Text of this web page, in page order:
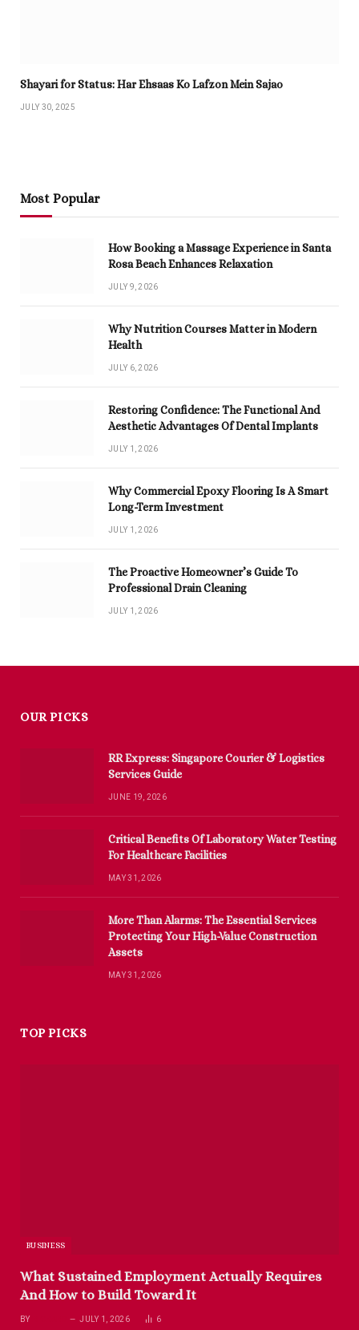
Shayari for Status: Har Ehsaas Ko Lafzon Mein Sajao
JULY 30, 2025
Most Popular
How Booking a Massage Experience in Santa
Rosa Beach Enhances Relaxation
JULY 9, 2026
Why Nutrition Courses Matter in Modern
Health
JULY 6, 2026
Restoring Confidence: The Functional And
Aesthetic Advantages Of Dental Implants
JULY 1, 2026
Why Commercial Epoxy Flooring Is A Smart
Long-Term Investment
JULY 1, 2026
The Proactive Homeowner’s Guide To
Professional Drain Cleaning
JULY 1, 2026
OUR PICKS
RR Express: Singapore Courier & Logistics
Services Guide
JUNE 19, 2026
Critical Benefits Of Laboratory Water Testing
For Healthcare Facilities
MAY 31, 2026
More Than Alarms: The Essential Services
Protecting Your High-Value Construction
Assets
MAY 31, 2026
TOP PICKS
BUSINESS
What Sustained Employment Actually Requires
And How to Build Toward It
BY JULY 1, 2026 6